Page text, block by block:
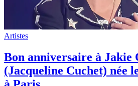
Artistes
Bon anniversaire à Jakie
(Jacqueline Cuchet) née